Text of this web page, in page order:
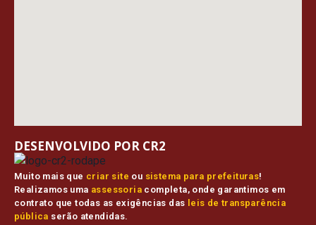
Muito mais que criar site ou sistema para prefeituras!
Realizamos uma assessoria completa, onde garantimos em
contrato que todas as exigências das leis de transparência
pública serão atendidas.
DESENVOLVIDO POR CR2